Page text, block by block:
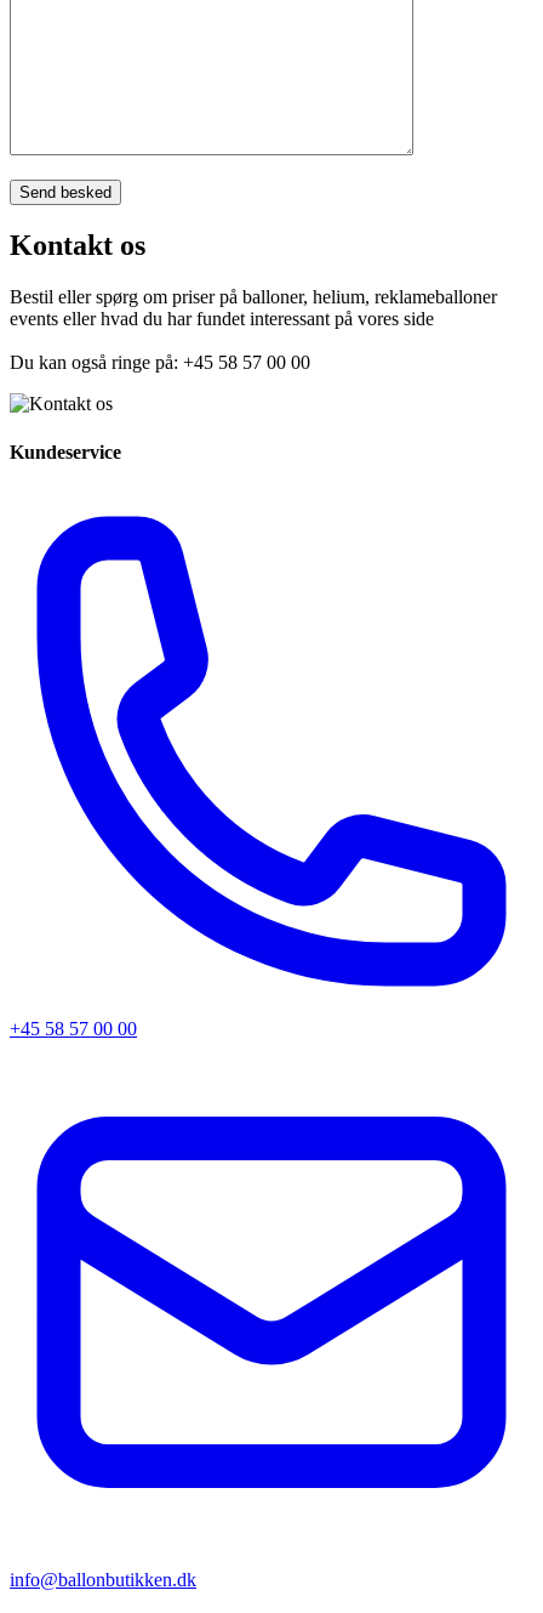
Kontakt os
Bestil eller spørg om priser på balloner, helium, reklameballoner
events eller hvad du har fundet interessant på vores side
Du kan også ringe på: +45 58 57 00 00
Kundeservice
+45 58 57 00 00
info@ballonbutikken.dk